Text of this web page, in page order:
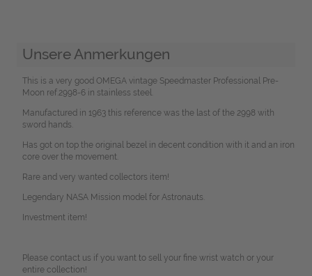
Unsere Anmerkungen
This is a very good OMEGA vintage Speedmaster Professional Pre-
Moon ref.2998-6 in stainless steel.
Manufactured in 1963 this reference was the last of the 2998 with
sword hands.
Has got on top the original bezel in decent condition with it and an iron
core over the movement.
Rare and very wanted collectors item!
Legendary NASA Mission model for Astronauts.
Investment item!
Please contact us if you want to sell your fine wrist watch or your
entire collection!